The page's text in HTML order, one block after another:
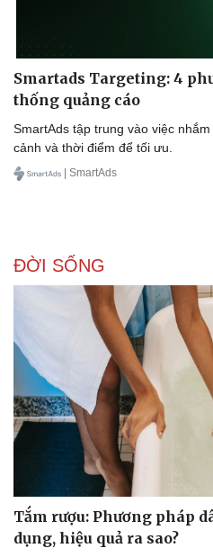
Smartads Targeting: 4
thống quảng cáo
SmartAds tập trung vào việc
cảnh và thời điểm để tối ưu.
| SmartAds
ĐỜI SỐNG
Tắm rượu: Phương pháp
dụng, hiệu quả ra sao?